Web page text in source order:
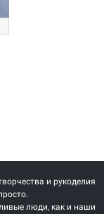
и рукоделия
люди, как и наши